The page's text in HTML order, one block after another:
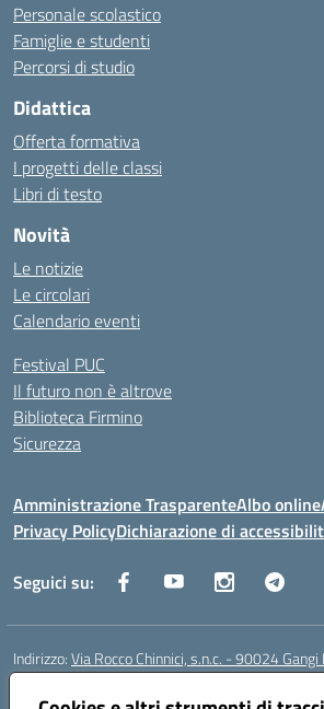
Personale scolastico
Famiglie e studenti
Percorsi di studio
Didattica
Offerta formativa
I progetti delle classi
Libri di testo
Novità
Le notizie
Le circolari
Calendario eventi
Festival PUC
Il futuro non è altrove
Biblioteca Firmino
Sicurezza
Amministrazione TrasparenteAlbo online
Privacy PolicyDichiarazione di
Seguici su:
Indirizzo:Via Rocco Chinnici, s.n.c. - 90024 Gangi
Centralino:
Posta elettronica certificata (PEC):